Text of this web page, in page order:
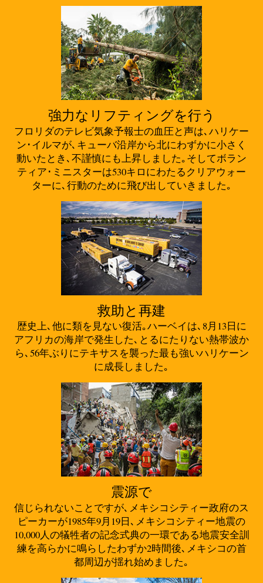
強力なリフティングを行う
フロリダのテレビ気象予報士の血圧と声は､ハリケー
ン･イルマが､キューバ沿岸から北にわずかに小さく
動いたとき､不謹慎にも上昇しました｡そしてボラン
ティア･ミニスターは530キロにわたるクリアウォー
ターに､行動のために飛び出していきました｡
救助と再建
歴史上､他に類を見ない復活｡ハーベイは､8月13日に
アフリカの海岸で発生した､とるにたりない熱帯波か
ら､56年ぶりにテキサスを襲った最も強いハリケーン
に成長しました｡
震源で
信じられないことですが､メキシコシティー政府のス
ピーカーが1985年9月19日､メキシコシティー地震の
10,000人の犠牲者の記念式典の一環である地震安全訓
練を高らかに鳴らしたわずか2時間後､メキシコの首
都周辺が揺れ始めました｡